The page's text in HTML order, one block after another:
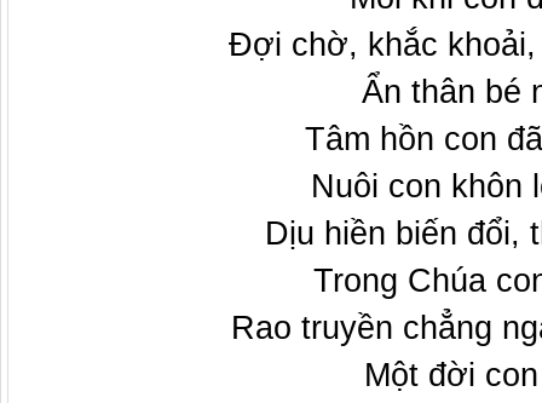
Đợi chờ, khắc
Ẩn thân bé
Tâm hồn con
Nuôi con khôn
Dịu hiền biến đổi,
Trong Chúa
Rao truyền chẳng
Một đời